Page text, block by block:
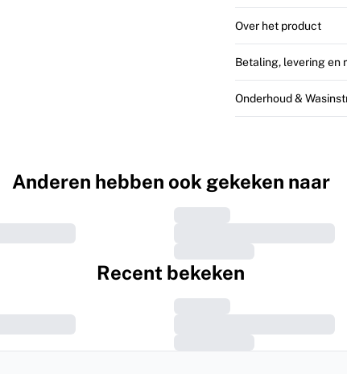
Over het product
Betaling, levering en
Onderhoud &
Anderen hebben ook gekeken naar
Recent bekeken